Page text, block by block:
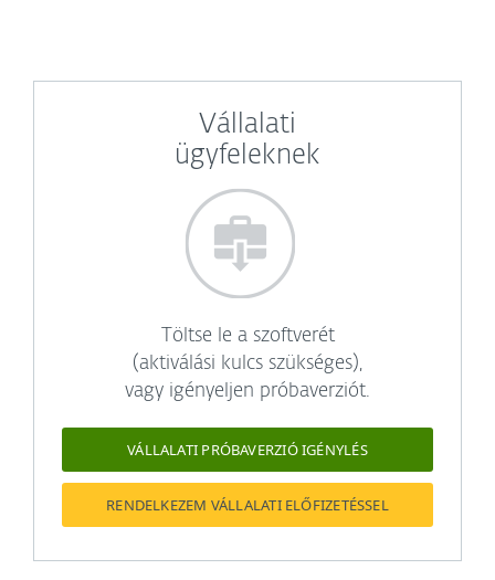
Vállalati
ügyfeleknek
Töltse le a szoftverét
(aktiválási kulcs szükséges),
vagy igényeljen próbaverziót.
VÁLLALATI PRÓBAVERZIÓ IGÉNYLÉS
RENDELKEZEM VÁLLALATI ELŐFIZETÉSSEL